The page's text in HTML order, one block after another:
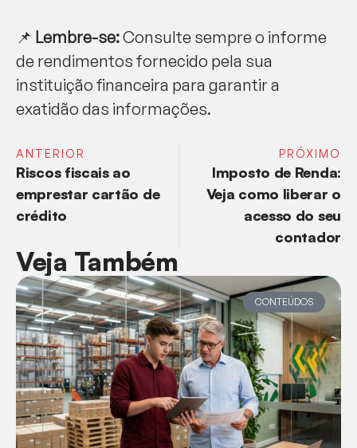
📌 Lembre-se:Consulte sempre o informe
de rendimentos fornecido pela sua
instituição financeira para garantir a
exatidão das informações.
ANTERIOR
Riscos fiscais ao
emprestar cartão de
crédito
PRÓXIMO
Imposto de Renda:
Veja como liberar o
acesso do seu
contador
Veja Também
CONTEÚDOS